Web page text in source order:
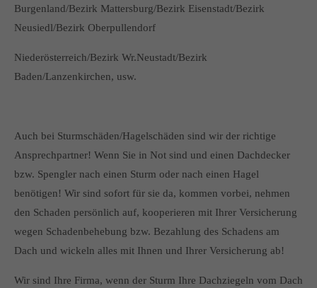
Burgenland/Bezirk Mattersburg/Bezirk Eisenstadt/Bezirk
Neusiedl/Bezirk Oberpullendorf
Niederösterreich/Bezirk Wr.Neustadt/Bezirk
Baden/Lanzenkirchen, usw.
Auch bei Sturmschäden/Hagelschäden sind wir der richtige
Ansprechpartner! Wenn Sie in Not sind und einen Dachdecker
bzw. Spengler nach einen Sturm oder nach einen Hagel
benötigen! Wir sind sofort für sie da, kommen vorbei, nehmen
den Schaden persönlich auf, kooperieren mit Ihrer Versicherung
wegen Schadenbehebung bzw. Bezahlung des Schadens am
Dach und wickeln alles mit Ihnen und Ihrer Versicherung ab!
Wir sind Ihre Firma, wenn der Sturm Ihre Dachziegeln vom Dach